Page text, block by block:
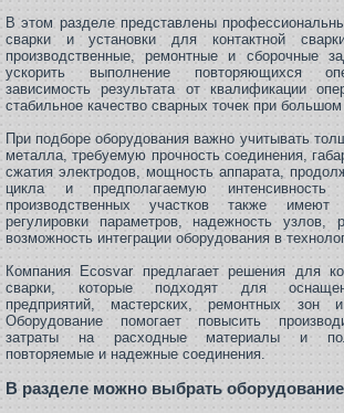
В этом разделе представлены
сварки и установки для контактной
производственные, ремонтные и сборочные
ускорить выполнение повторяющихся
зависимость результата от квалификации
стабильное качество сварных точек при
При подборе оборудования важно учитывать
металла, требуемую прочность соединения,
сжатия электродов, мощность аппарата,
цикла и предполагаемую интенсивность
производственных участков также имеют
регулировки параметров, надежность узлов,
возможность интеграции оборудования в
Компания Ecosvar предлагает решения для
сварки, которые подходят для
предприятий, мастерских, ремонтных зон
Оборудование помогает повысить
затраты на расходные материалы и
повторяемые и надежные соединения.
В разделе можно выбрать